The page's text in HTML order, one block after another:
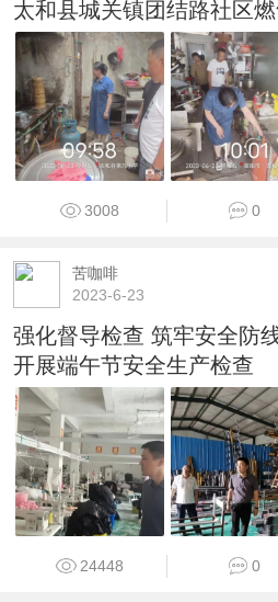
太和县城关镇团结路社区
3008 0
苦咖啡
2023-6-23
强化督导检查 筑牢安全
开展端午节安全生产检查
24448 0